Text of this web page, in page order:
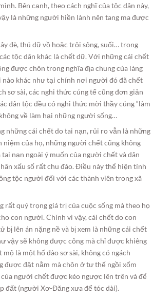
Bên cạnh, theo cách nghĩ của tộc dân này,
là những người hiền lành nên tang ma được
đè, thú dữ vồ hoặc trôi sông, suối… trong
tộc dân khác là chết dữ. Với những cái chết
được chôn trong nghĩa địa chung của làng
khác như tại chính nơi người đó đã chết
sơ sài, các nghi thức cúng tế cũng đơn giản
dân tộc đều có nghi thức mời thầy cúng “làm
về làm hại những người sống…
những cái chết do tai nạn, rủi ro vẫn là những
niệm của họ, những người chết cũng không
nạn ngoài ý muốn của người chết và dân
xấu số rất chu đáo. Điều này thể hiện tính
tộc người đối với các thành viên trong xã
quý trọng giá trị của cuộc sống mà theo họ
con người. Chính vì vậy, cái chết do con
bị lên án nặng nề và bị xem là những cái chết
vậy sẽ không được cõng mà chỉ được khiêng
là một hố đào sơ sài, không có ngách
được đặt nằm mà chôn ở tư thế ngồi xổm
người chết được kéo ngược lên trên và để
đất (người Xơ-Đăng xưa để tóc dài).